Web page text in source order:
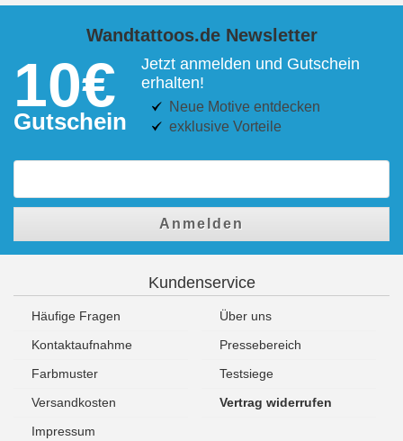
Wandtattoos.de Newsletter
10€
Gutschein
Jetzt anmelden und Gutschein
erhalten!
Neue Motive entdecken
exklusive Vorteile
Anmelden
Kundenservice
Häufige Fragen
Über uns
Kontaktaufnahme
Pressebereich
Farbmuster
Testsiege
Versandkosten
Vertrag widerrufen
Impressum